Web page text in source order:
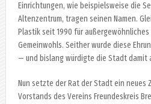
Einrichtungen, wie beispielsweise die
Altenzentrum, tragen seinen Namen.
Plastik seit 1990 für außergewöhnliches
Gemeinwohls. Seither wurde diese
— und bislang würdigte die Stadt damit
Nun setzte der Rat der Stadt ein neues
Vorstands des Vereins Freundeskreis